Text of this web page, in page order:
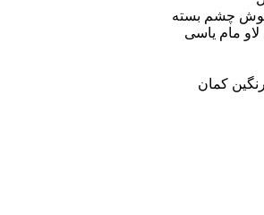
چشم بسته
لاو مام یاسی
کمان